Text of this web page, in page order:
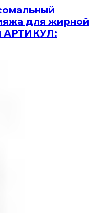
для жирной
АРТИКУЛ: